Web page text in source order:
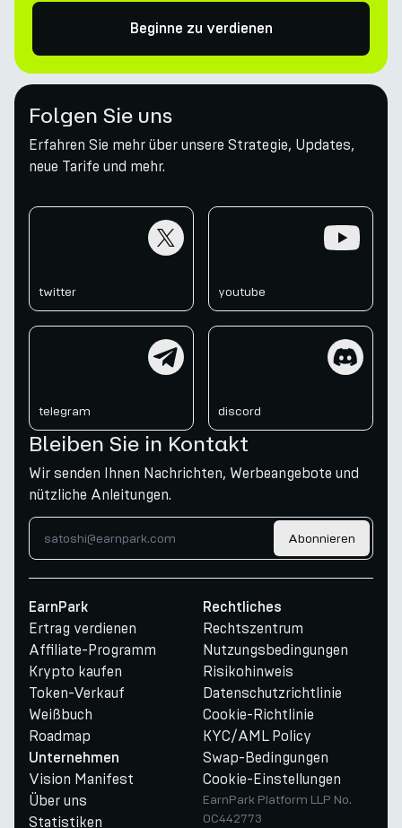
Beginne zu verdienen
Folgen Sie uns
Erfahren Sie mehr über unsere Strategie, Updates,
neue Tarife und mehr.
twitter youtube
telegram discord
Bleiben Sie in Kontakt
Wir senden Ihnen Nachrichten, Werbeangebote und
nützliche Anleitungen.
Abonnieren
EarnPark
Ertrag verdienen
Affiliate-Programm
Krypto kaufen
Token-Verkauf
Weißbuch
Roadmap
Unternehmen
Vision Manifest
Über uns
Statistiken
Rechtliches
Rechtszentrum
Nutzungsbedingungen
Risikohinweis
Datenschutzrichtlinie
Cookie-Richtlinie
KYC/AML Policy
Swap-Bedingungen
Cookie-Einstellungen
EarnPark Platform LLP No.
OC442773